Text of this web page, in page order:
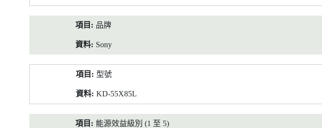
品牌
Sony
型號
KD-55X85L
能源效益級別 (1 至 5)